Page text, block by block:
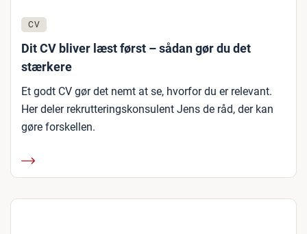
CV
Dit CV bliver læst først – sådan gør du det
stærkere
Et godt CV gør det nemt at se, hvorfor du er relevant.
Her deler rekrutteringskonsulent Jens de råd, der kan
gøre forskellen.